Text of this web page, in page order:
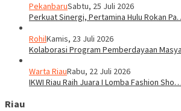
PekanbaruSabtu, 25 Juli 2026
Perkuat Sinergi, Pertamina Hulu Rokan
RohilKamis, 23 Juli 2026
Kolaborasi Program Pemberdayaan
Warta RiauRabu, 22 Juli 2026
IKWI Riau Raih Juara I Lomba Fashion Sho…
Riau